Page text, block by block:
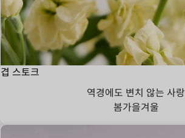
겹 스토크
역경에도 변치 않는 사랑
봄가을겨울